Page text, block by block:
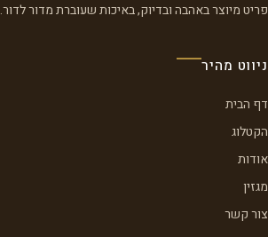
פריט מיוצר באהבה ובדיוק, באיכות שעוברת מדור לדור.
ניווט מהיר
דף הבית
הקטלוג
אודות
מגזין
צור קשר